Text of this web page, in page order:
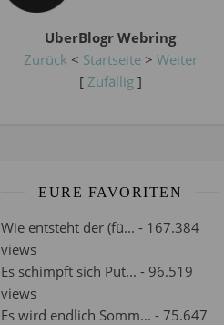
UberBlogr Webring
Zurück < Startseite> Weiter
[ Zufällig]
EURE FAVORITEN
Wie entsteht der (fü... - 167.384
views
Es schimpft sich Put... - 96.519
views
Es wird endlich Somm... - 75.647